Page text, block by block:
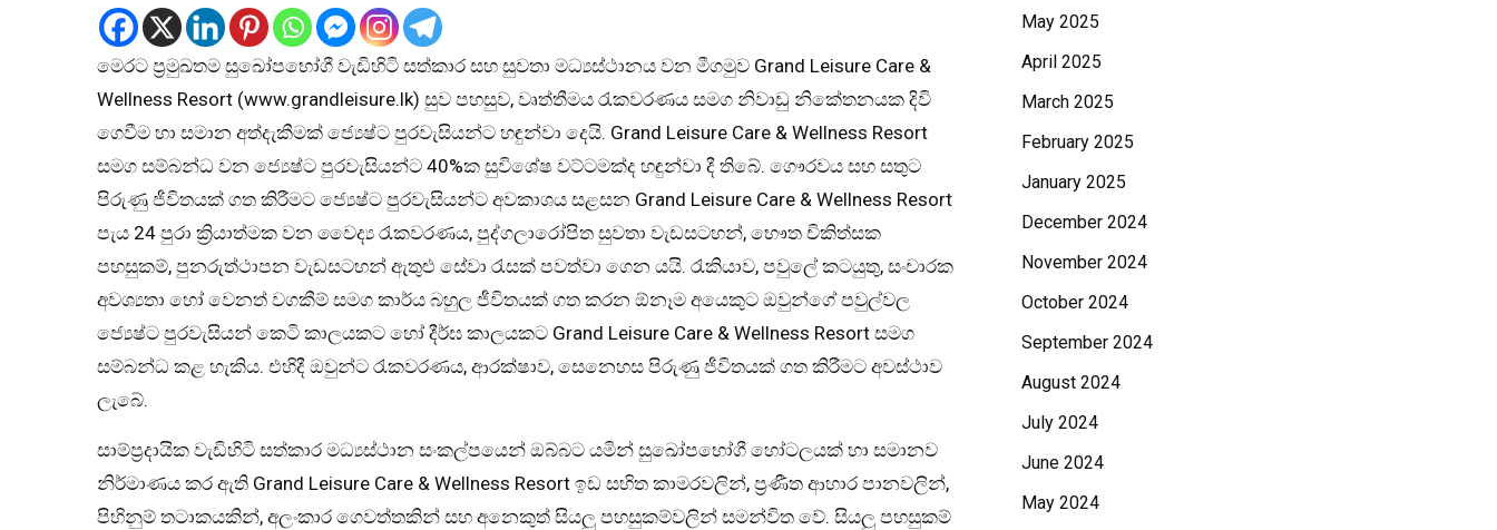
මෙරට ප්‍රමුඛතම සුඛෝපභෝගී වැඩිහිටි සත්කාර සහ සුවතා මධ්‍යස්ථානය වන මීගමුව Grand Leisure Care &
Wellness Resort (www.grandleisure.lk) සුව පහසුව, වෘත්තීමය රැකවරණය සමග නිවාඩු නිකේතනයක දිවි
ගෙවීම හා සමාන අත්දැකීමක් ජ්‍යෙෂ්ට පුරවැසියන්ට හඳුන්වා දෙයි. Grand Leisure Care & Wellness Resort
සමග සම්බන්ධ වන ජ්‍යෙෂ්ට පුරවැසියන්ට 40%ක සුවිශේෂ වට්ටමක්ද හඳුන්වා දී තිබේ. ගෞරවය සහ සතුට
පිරුණු ජීවිතයක් ගත කිරීමට ජ්‍යෙෂ්ට පුරවැසියන්ට අවකාශය සළසන Grand Leisure Care & Wellness Resort
පැය 24 පුරා ක්‍රියාත්මක වන වෛද්‍ය රැකවරණය, පුද්ගලාරෝපිත සුවතා වැඩසටහන්, භෞත චිකිත්සක
පහසුකම්, පුනරුත්ථාපන වැඩසටහන් ඇතුළු සේවා රැසක් පවත්වා ගෙන යයි. රැකියාව, පවුලේ කටයුතු, සංචාරක
අවශ්‍යතා හෝ වෙනත් වගකීම් සමග කාර්ය බහුල ජීවිතයක් ගත කරන ඕනෑම අයෙකුට ඔවුන්ගේ පවුල්වල
ජ්‍යෙෂ්ට පුරවැසියන් කෙටි කාලයකට හෝ දීර්ඝ කාලයකට Grand Leisure Care & Wellness Resort සමග
සම්බන්ධ කළ හැකිය. එහිදී ඔවුන්ට රැකවරණය, ආරක්ෂාව, සෙනෙහස පිරුණු ජීවිතයක් ගත කිරීමට අවස්ථාව
ලැබේ.
සාම්ප්‍රදායික වැඩිහිටි සත්කාර මධ්‍යස්ථාන සංකල්පයෙන් ඔබ්බට යමින් සුඛෝපභෝගී හෝටලයක් හා සමානව
නිර්මාණය කර ඇති Grand Leisure Care & Wellness Resort ඉඩ සහිත කාමරවලින්, ප්‍රණීත ආහාර පානවලින්,
පිහිනුම් තටාකයකින්, අලංකාර ගෙවත්තකින් සහ අනෙකුත් සියලු පහසුකම්වලින් සමන්විත වේ. සියලු පහසුකම්
May 2025
April 2025
March 2025
February 2025
January 2025
December 2024
November 2024
October 2024
September 2024
August 2024
July 2024
June 2024
May 2024